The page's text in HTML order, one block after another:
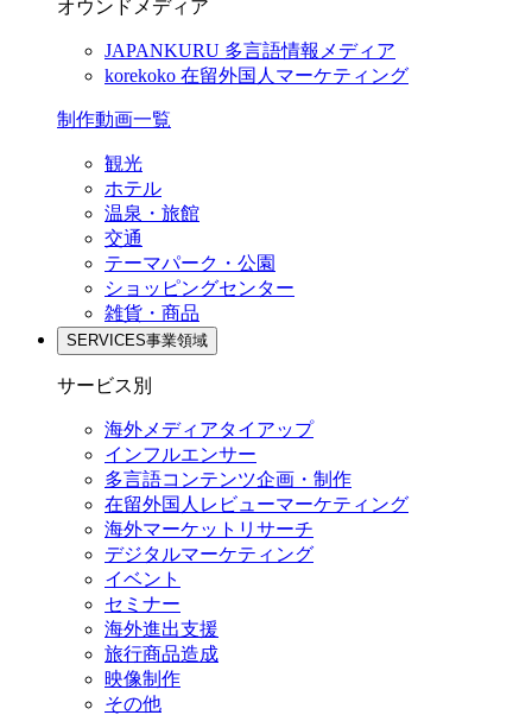
オウンドメディア
JAPANKURU 多言語情報メディア
korekoko 在留外国人マーケティング
制作動画一覧
観光
ホテル
温泉・旅館
交通
テーマパーク・公園
ショッピングセンター
雑貨・商品
SERVICES事業領域
サービス別
海外メディアタイアップ
インフルエンサー
多言語コンテンツ企画・制作
在留外国⼈レビューマーケティング
海外マーケットリサーチ
デジタルマーケティング
イベント
セミナー
海外進出支援
旅行商品造成
映像制作
その他